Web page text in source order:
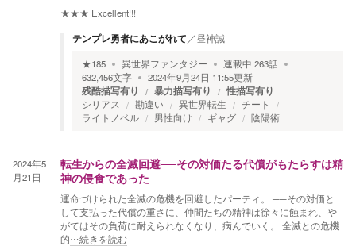
★★★ Excellent!!!
テンプレ勇者にあこがれて ／昼神誠
★185 異世界ファンタジー 連載中 263話
632,456文字 2024年9月24日 11:55更新
残酷描写有り 暴力描写有り 性描写有り
シリアス 勘違い 異世界転生
チート
ライトノベル
男性向け ギャグ 陰陽術
2024年5
月21日
転生からの全滅回避──その対価たる代償がもたらすは精
神の侵食であった
運命づけられた全滅の危機を回避したパーティ。 ──その対価と
して支払った代償の重さに、仲間たちの精神は徐々に蝕まれ、や
がてはその負荷に耐えられなくなり、病んでいく。 全滅との危機
的…続きを読む